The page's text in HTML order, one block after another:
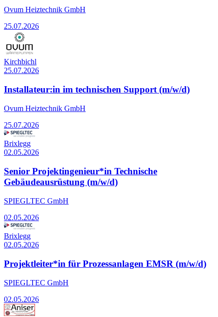
Ovum Heiztechnik GmbH
25.07.2026
Kirchbichl
25.07.2026
Installateur:in im technischen Support (m/w/d)
Ovum Heiztechnik GmbH
25.07.2026
Brixlegg
02.05.2026
Senior Projektingenieur*in Technische
Gebäudeausrüstung (m/w/d)
SPIEGLTEC GmbH
02.05.2026
Brixlegg
02.05.2026
Projektleiter*in für Prozessanlagen EMSR (m/w/d)
SPIEGLTEC GmbH
02.05.2026